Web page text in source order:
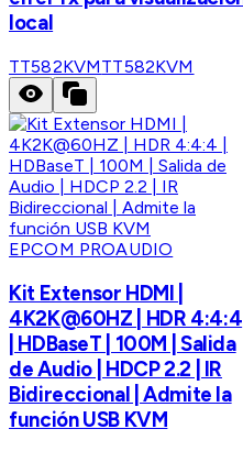
local
TT582KVMTT582KVM
EPCOM PROAUDIO
Kit Extensor HDMI |
4K2K@60HZ | HDR 4:4:4
| HDBaseT | 100M | Salida
de Audio | HDCP 2.2 | IR
Bidireccional | Admite la
función USB KVM